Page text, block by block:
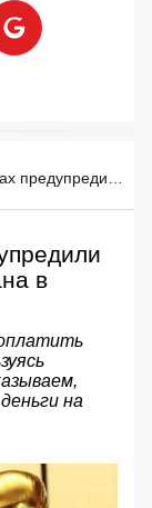
в
на